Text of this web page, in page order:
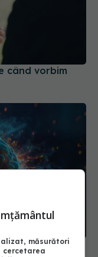
când vorbim
creierului
măsurători
cercetarea